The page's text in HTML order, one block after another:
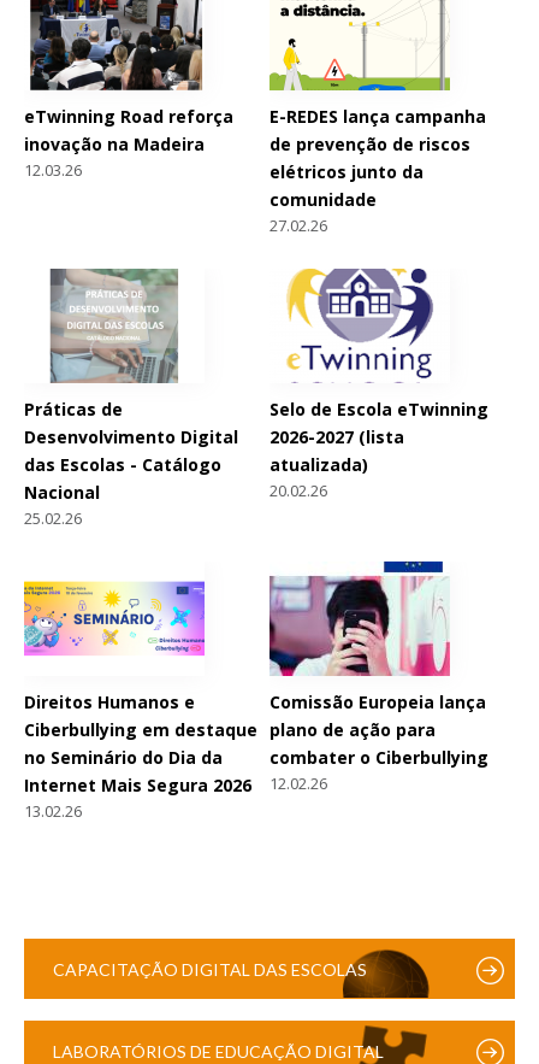
eTwinning Road reforça
inovação na Madeira
12.03.26
E-REDES lança campanha
de prevenção de riscos
elétricos junto da
comunidade
27.02.26
Práticas de
Desenvolvimento Digital
das Escolas - Catálogo
Nacional
25.02.26
Selo de Escola eTwinning
2026-2027 (lista
atualizada)
20.02.26
Direitos Humanos e
Ciberbullying em destaque
no Seminário do Dia da
Internet Mais Segura 2026
13.02.26
Comissão Europeia lança
plano de ação para
combater o Ciberbullying
12.02.26
CAPACITAÇÃO DIGITAL DAS ESCOLAS
LABORATÓRIOS DE EDUCAÇÃO DIGITAL